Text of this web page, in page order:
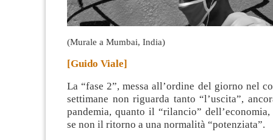
(Murale a Mumbai, India)
[Guido Viale]
La “fase 2”, messa all’ordine del giorno nel
settimane non riguarda tanto “l’uscita”,
pandemia, quanto il “rilancio”
se non il ritorno a una normalità “potenziata”.